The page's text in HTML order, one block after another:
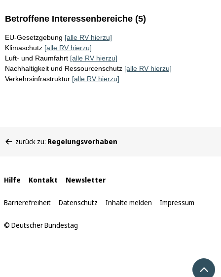
Betroffene Interessenbereiche (5)
EU-Gesetzgebung [alle RV hierzu]
Klimaschutz [alle RV hierzu]
Luft- und Raumfahrt [alle RV hierzu]
Nachhaltigkeit und Ressourcenschutz [alle RV hierzu]
Verkehrsinfrastruktur [alle RV hierzu]
befinden
zurück zu: Regelungsvorhaben
Interne
Links
Hilfe Kontakt Newsletter
Barrierefreiheit Datenschutz Inhalte melden Impressum
© Deutscher Bundestag